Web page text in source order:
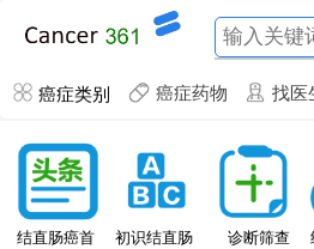
癌症类别 癌症药物 找医
结直肠癌首
初识结直肠
诊断筛查